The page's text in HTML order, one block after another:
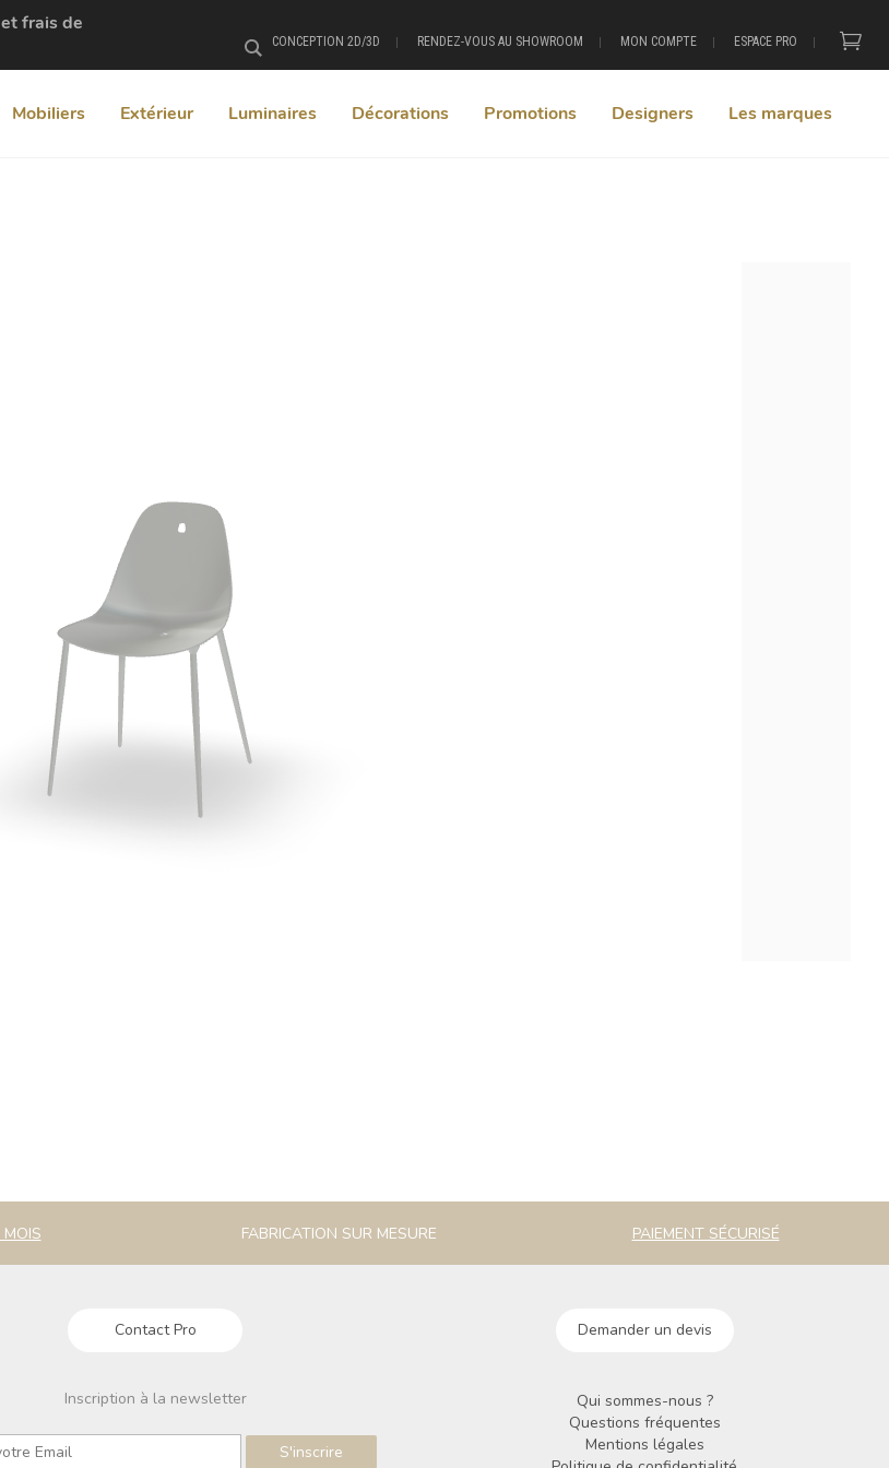
frais de
CONCEPTION 2D/3D RENDEZ-VOUS AU SHOWROOM MON COMPTE ESPACE PRO
Mobiliers Extérieur Luminaires Décorations Promotions Designers Les marques
Rechercher
FABRICATION SUR MESURE PAIEMENT SÉCURISÉ
Contact Pro Demander un devis
Inscription à la newsletter
Qui sommes-nous ?
Questions fréquentes
Mentions légales